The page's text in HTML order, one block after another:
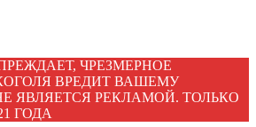
ЧРЕЗМЕРНОЕ
ВРЕДИТ ВАШЕМУ
ЯВЛЯЕТСЯ РЕКЛАМОЙ. ТОЛЬКО
ГОДА